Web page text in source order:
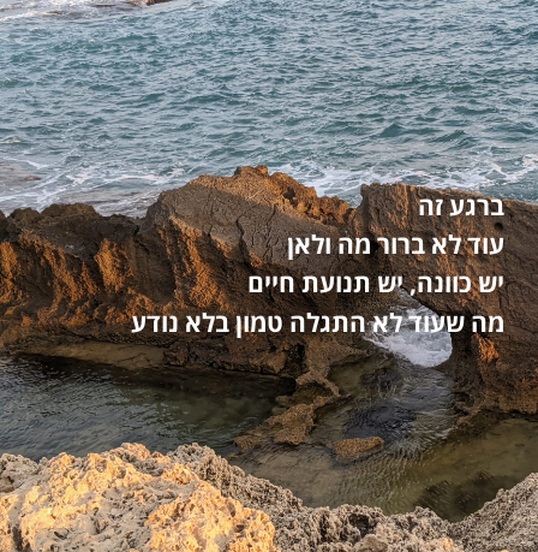
ברגע זה
עוד לא ברור מה ולאן
יש כוונה, יש תנועת חיים
מה שעוד לא התגלה טמון בלא נודע